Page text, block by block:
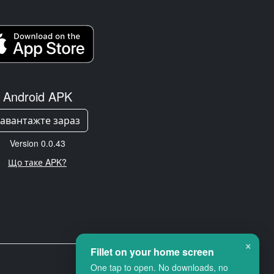
Android APK
зараз
Version 0.0.43
Що таке APK?
×
Fillet on your home screen
One tap to open. No downloads, no